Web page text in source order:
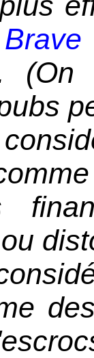
(On